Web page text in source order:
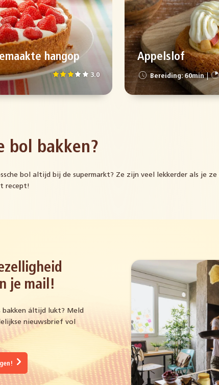
hangop
3.0
Appelslof
Bereiding: 60min
bol bakken?
bol altijd bij de supermarkt? Ze zijn veel lekkerder als je
recept!
je mail!
áltijd lukt? Meld
nieuwsbrief vol